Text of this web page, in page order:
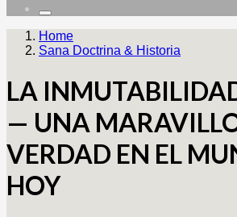
Home
Sana Doctrina & Historia
LA
— UNA
VERDAD EN EL
HOY